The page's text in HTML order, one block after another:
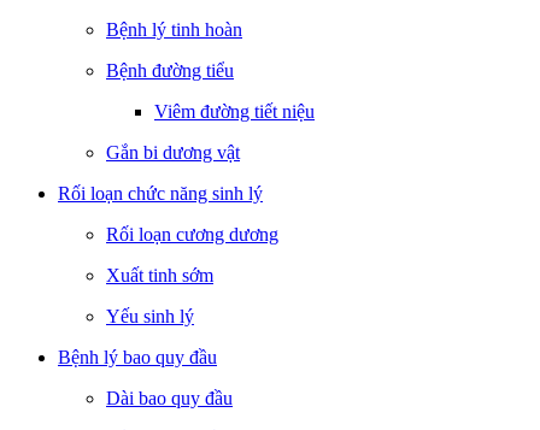
Bệnh lý tinh hoàn
Bệnh đường tiểu
Viêm đường tiết niệu
Gắn bi dương vật
Rối loạn chức năng sinh lý
Rối loạn cương dương
Xuất tinh sớm
Yếu sinh lý
Bệnh lý bao quy đầu
Dài bao quy đầu